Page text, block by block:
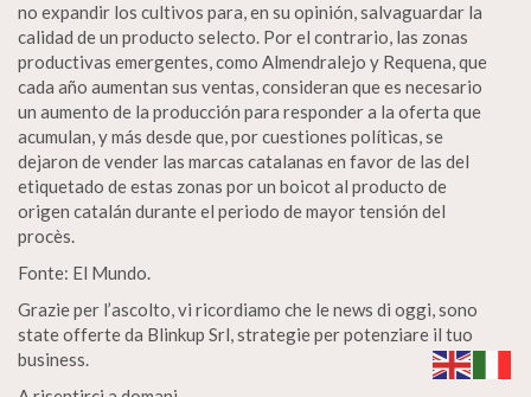
no expandir los cultivos para, en su opinión, salvaguardar la
calidad de un producto selecto. Por el contrario, las zonas
productivas emergentes, como Almendralejo y Requena, que
cada año aumentan sus ventas, consideran que es necesario
un aumento de la producción para responder a la oferta que
acumulan, y más desde que, por cuestiones políticas, se
dejaron de vender las marcas catalanas en favor de las del
etiquetado de estas zonas por un boicot al producto de
origen catalán durante el periodo de mayor tensión del
procès.
Fonte: El Mundo.
Grazie per l’ascolto, vi ricordiamo che le news di oggi, sono
state offerte da Blinkup Srl, strategie per potenziare il tuo
business.